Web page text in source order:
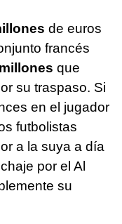
de euros
francés
que
su traspaso. Si
en el jugador
futbolistas
a la suya a día
por el Al
su